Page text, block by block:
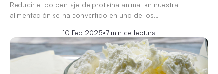
Reducir el porcentaje de proteína animal en nuestra
alimentación se ha convertido en uno de los…
10 Feb 2025•7 min de lectura